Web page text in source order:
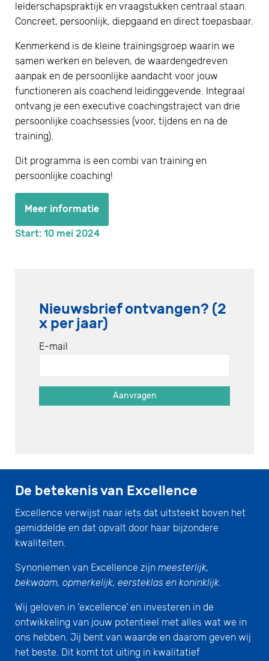
leiderschapspraktijk en vraagstukken centraal staan.
Concreet, persoonlijk, diepgaand en direct toepasbaar.
Kenmerkend is de kleine trainingsgroep waarin we
samen werken en beleven, de waardengedreven
aanpak en de persoonlijke aandacht voor jouw
functioneren als coachend leidinggevende. Integraal
ontvang je een executive coachingstraject van drie
persoonlijke coachsessies (voor, tijdens en na de
training).
Dit programma is een combi van training en
persoonlijke coaching!
Meer informatie
Start: 10 mei 2024
Nieuwsbrief ontvangen? (2
x per jaar)
E-mail
De betekenis van Excellence
Excellence verwijst naar iets dat uitsteekt boven het
gemiddelde en dat opvalt door haar bijzondere
kwaliteiten.
Synoniemen van Excellence zijn meesterlijk,
bekwaam, opmerkelijk, eersteklas en koninklijk.
Wij geloven in ‘excellence’ en investeren in de
ontwikkeling van jouw potentieel met alles wat we in
ons hebben. Jij bent van waarde en daarom geven wij
het beste. Dit komt tot uiting in kwalitatief